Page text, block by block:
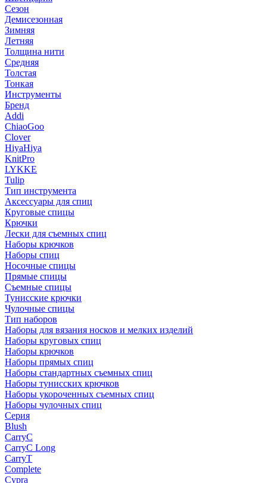
Сезон
Демисезонная
Зимняя
Летняя
Толщина нити
Средняя
Толстая
Тонкая
Инструменты
Бренд
Addi
ChiaoGoo
Clover
HiyaHiya
KnitPro
LYKKE
Tulip
Тип инструмента
Аксессуары для спиц
Круговые спицы
Крючки
Лески для съемных спиц
Наборы крючков
Наборы спиц
Носочные спицы
Прямые спицы
Съемные спицы
Тунисские крючки
Чулочные спицы
Тип наборов
Наборы для вязания носков и мелких изделий
Наборы круговых спиц
Наборы крючков
Наборы прямых спиц
Наборы стандартных съемных спиц
Наборы тунисских крючков
Наборы укороченных съемных спиц
Наборы чулочных спиц
Серия
Blush
CarryC
CarryC Long
CarryT
Complete
Cypra